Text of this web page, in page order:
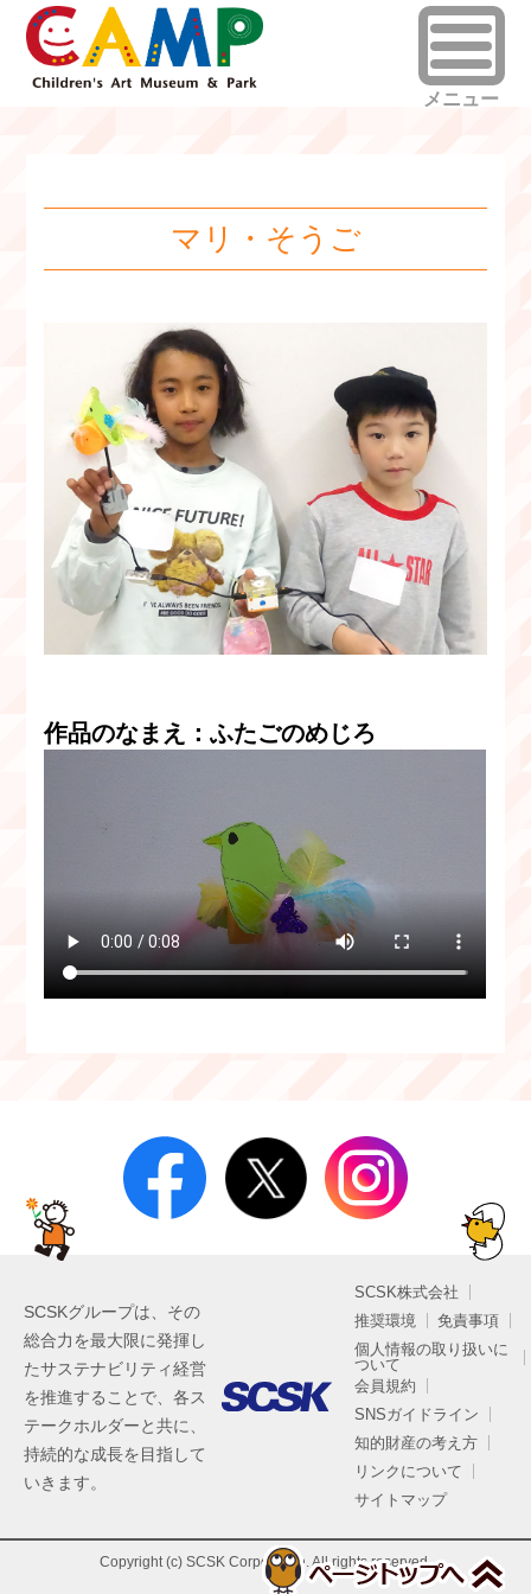
マリ・そうご
作品のなまえ：ふたごのめじろ
SCSKグループは、その
総合力を最大限に発揮し
たサステナビリティ経営
を推進することで、各ス
テークホルダーと共に、
持続的な成長を目指して
いきます。
SCSK株式会社
推奨環境
免責事項
個人情報の取り扱いに
ついて
会員規約
SNSガイドライン
知的財産の考え方
リンクについて
サイトマップ
Copyright (c) SCSK Corporation. All rights reserved.